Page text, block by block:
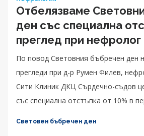
Отбелязваме
ден със специална
преглед при нефролог
По повод Световния бъбречен ден
прегледи при д-р Румен Филев,
Сити Клиник ДКЦ Сърдечно-съдов
със специална отстъпка от 10% в
Световен бъбречен ден